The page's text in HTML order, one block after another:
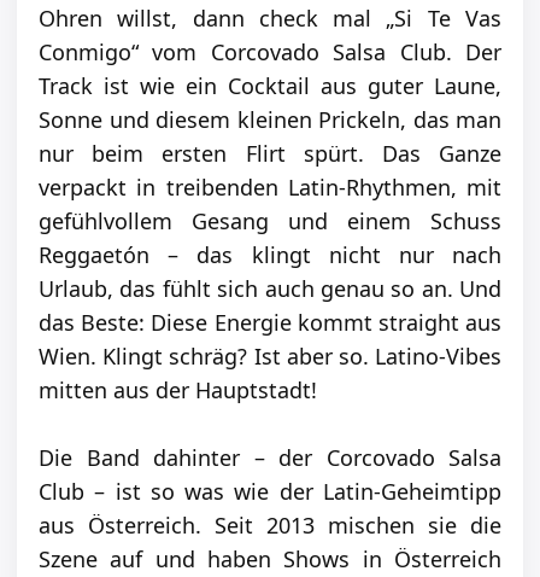
Ohren willst, dann check mal „Si Te Vas
Conmigo“ vom Corcovado Salsa Club. Der
Track ist wie ein Cocktail aus guter Laune,
Sonne und diesem kleinen Prickeln, das man
nur beim ersten Flirt spürt. Das Ganze
verpackt in treibenden Latin-Rhythmen, mit
gefühlvollem Gesang und einem Schuss
Reggaetón – das klingt nicht nur nach
Urlaub, das fühlt sich auch genau so an. Und
das Beste: Diese Energie kommt straight aus
Wien. Klingt schräg? Ist aber so. Latino-Vibes
mitten aus der Hauptstadt!
Die Band dahinter – der Corcovado Salsa
Club – ist so was wie der Latin-Geheimtipp
aus Österreich. Seit 2013 mischen sie die
Szene auf und haben Shows in Österreich